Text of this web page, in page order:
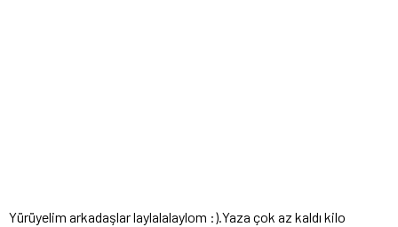
Yürüyelim arkadaşlar laylalalaylom :).Yaza çok az kaldı kilo